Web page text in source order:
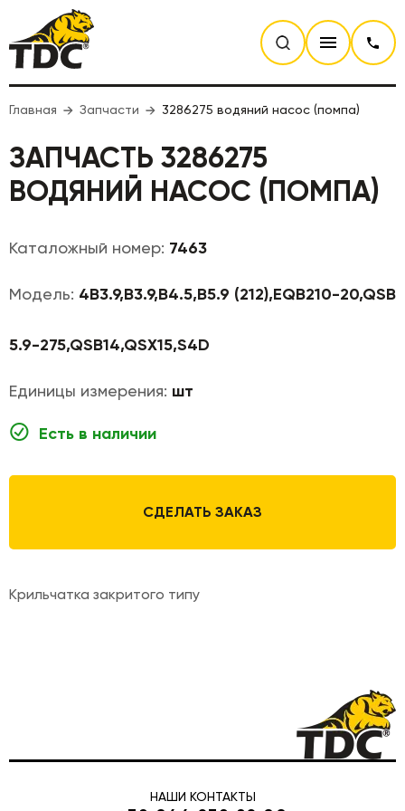
Главная Запчасти 3286275 водяний насос (помпа)
ЗАПЧАСТЬ 3286275
ВОДЯНИЙ НАСОС (ПОМПА)
Каталожный номер: 7463
Модель: 4B3.9,B3.9,B4.5,B5.9 (212),EQB210-20,QSB
5.9-275,QSB14,QSX15,S4D
Единицы измерения: шт
Есть в наличии
СДЕЛАТЬ ЗАКАЗ
Крильчатка закритого типу
НАШИ КОНТАКТЫ